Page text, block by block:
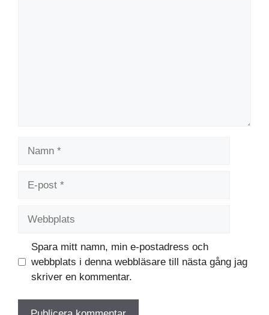
Spara mitt namn, min e-postadress och
webbplats i denna webbläsare till nästa gång jag
skriver en kommentar.